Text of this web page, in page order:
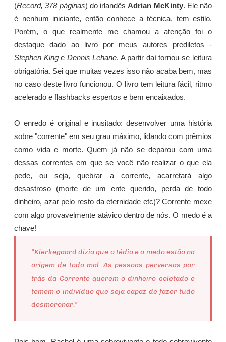
(Record, 378 páginas) do irlandêsAdrian McKinty. Ele não
é nenhum iniciante, então conhece a técnica, tem estilo.
Porém, o que realmente me chamou a atenção foi o
destaque dado ao livro por meus autores prediletos -
Stephen Kinge Dennis Lehane. A partir daí tornou-se leitura
obrigatória. Sei que muitas vezes isso não acaba bem, mas
no caso deste livro funcionou. O livro tem leitura fácil, ritmo
acelerado e flashbacks espertos e bem encaixados.
O enredo é original e inusitado: desenvolver uma história
sobre "corrente" em seu grau máximo, lidando com prêmios
como vida e morte. Quem já não se deparou com uma
dessas correntes em que se você não realizar o que ela
pede, ou seja, quebrar a corrente, acarretará algo
desastroso (morte de um ente querido, perda de todo
dinheiro, azar pelo resto da eternidade etc)? Corrente mexe
com algo provavelmente atávico dentro de nós. O medo é a
chave!
“Kierkegaard dizia que o tédio e o medo estão na
origem de todo mal. As pessoas perversas por
trás da Corrente querem o dinheiro coletado e
temem o indivíduo que seja capaz de fazer tudo
desmoronar.”